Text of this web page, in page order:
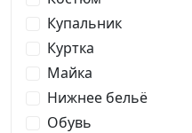
Купальник
Куртка
Майка
Нижнее бельё
Обувь